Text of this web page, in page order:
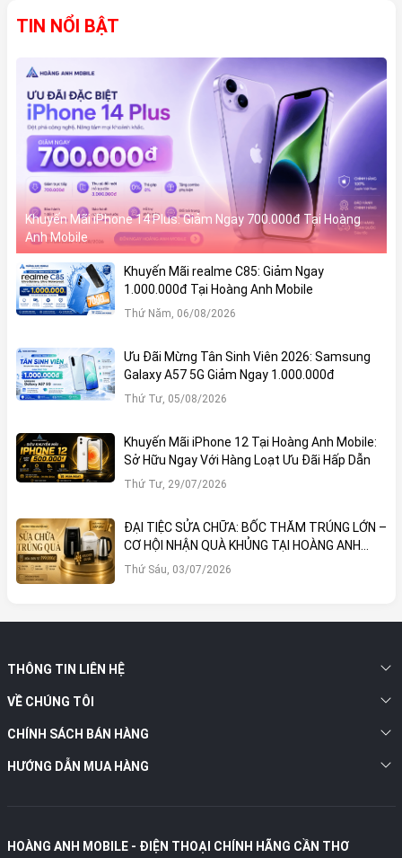
TIN NỔI BẬT
Khuyến Mãi iPhone 14 Plus: Giảm Ngay 700.000đ Tại Hoàng
Anh Mobile
Khuyến Mãi realme C85: Giảm Ngay
1.000.000đ Tại Hoàng Anh Mobile
Thứ Năm, 06/08/2026
Ưu Đãi Mừng Tân Sinh Viên 2026: Samsung
Galaxy A57 5G Giảm Ngay 1.000.000đ
Thứ Tư, 05/08/2026
Khuyến Mãi iPhone 12 Tại Hoàng Anh Mobile:
Sở Hữu Ngay Với Hàng Loạt Ưu Đãi Hấp Dẫn
Thứ Tư, 29/07/2026
ĐẠI TIỆC SỬA CHỮA: BỐC THĂM TRÚNG LỚN –
CƠ HỘI NHẬN QUÀ KHỦNG TẠI HOÀNG ANH
MOBILE
Thứ Sáu, 03/07/2026
THÔNG TIN LIÊN HỆ
VỀ CHÚNG TÔI
CHÍNH SÁCH BÁN HÀNG
HƯỚNG DẪN MUA HÀNG
HOÀNG ANH MOBILE - ĐIỆN THOẠI CHÍNH HÃNG CẦN THƠ